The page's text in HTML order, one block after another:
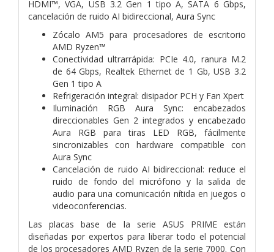
HDMI™, VGA, USB 3.2 Gen 1 tipo A, SATA 6 Gbps,
cancelación de ruido AI bidireccional, Aura Sync
Zócalo AM5 para procesadores de escritorio
AMD Ryzen™
Conectividad ultrarrápida: PCIe 4.0, ranura M.2
de 64 Gbps, Realtek Ethernet de 1 Gb, USB 3.2
Gen 1 tipo A
Refrigeración integral: disipador PCH y Fan Xpert
Iluminación RGB Aura Sync: encabezados
direccionables Gen 2 integrados y encabezado
Aura RGB para tiras LED RGB, fácilmente
sincronizables con hardware compatible con
Aura Sync
Cancelación de ruido AI bidireccional: reduce el
ruido de fondo del micrófono y la salida de
audio para una comunicación nítida en juegos o
videoconferencias.
Las placas base de la serie ASUS PRIME están
diseñadas por expertos para liberar todo el potencial
de los procesadores AMD Ryzen de la serie 7000. Con